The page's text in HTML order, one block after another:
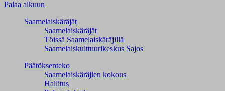
Palaa alkuun
Saamelaiskäräjät
Saamelaiskäräjät
Töissä Saamelaiskäräjillä
Saamelaiskulttuuri­keskus Sajos
Päätöksenteko
Saamelaiskäräjien kokous
Hallitus